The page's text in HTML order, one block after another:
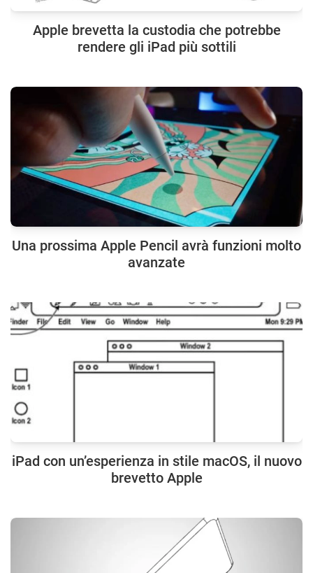
Apple brevetta la custodia che potrebbe
rendere gli iPad più sottili
Una prossima Apple Pencil avrà funzioni molto
avanzate
iPad con un’esperienza in stile macOS, il nuovo
brevetto Apple